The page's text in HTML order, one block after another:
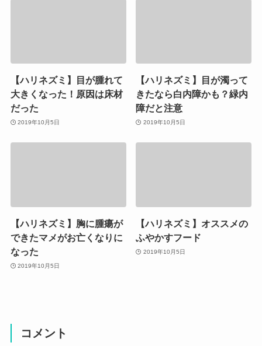
【ハリネズミ】目が腫れて
大きくなった！原因は床材
だった
2019年10月5日
【ハリネズミ】目が濁って
きたなら白内障かも？緑内
障だと注意
2019年10月5日
【ハリネズミ】胸に腫瘍が
できたマメがお亡くなりに
なった
2019年10月5日
【ハリネズミ】オススメの
ふやかすフード
2019年10月5日
コメント